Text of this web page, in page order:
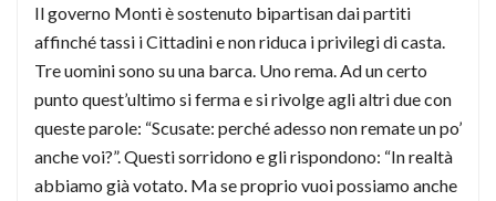
Il governo Monti è sostenuto bipartisan dai partiti
affinché tassi i Cittadini e non riduca i privilegi di casta.
Tre uomini sono su una barca. Uno rema. Ad un certo
punto quest’ultimo si ferma e si rivolge agli altri due con
queste parole: “Scusate: perché adesso non remate un po’
anche voi?”. Questi sorridono e gli rispondono: “In realtà
abbiamo già votato. Ma se proprio vuoi possiamo anche